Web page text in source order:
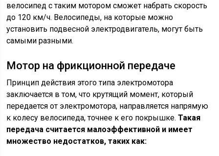
велосипед с таким мотором сможет набрать скорость
до 120 км/ч. Велосипеды, на которые можно
установить подвесной электродвигатель, могут быть
самыми разными.
Мотор на фрикционной передаче
Принцип действия этого типа электромотора
заключается в том, что крутящий момент, который
передается от электромотора, направляется напрямую
к колесу велосипеда, точнее к его покрышке.Такая
передача считается малоэффективной и имеет
множество недостатков, таких как: